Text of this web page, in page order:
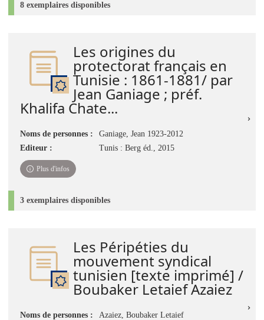
8 exemplaires disponibles
Les origines du
protectorat français en
Tunisie : 1861-1881/ par
Jean Ganiage ; préf.
Khalifa Chate...
Noms de personnes :
Ganiage, Jean 1923-2012
Editeur :
Tunis : Berg éd., 2015
Plus d'infos
3 exemplaires disponibles
Les Péripéties du
mouvement syndical
tunisien [texte imprimé] /
Boubaker Letaief Azaiez
Noms de personnes :
Azaiez, Boubaker Letaief